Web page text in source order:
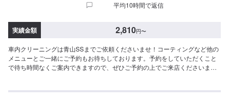
平均10時間で返信
実績金額 2,810円〜
車内クリーニングは青山SSまでご依頼くださいませ！コーティングなど他の
メニューとご一緒にご予約もお待ちしております。予約をしていただくこと
で待ち時間なくご案内できますので、ぜひご予約の上でご来店くださいま